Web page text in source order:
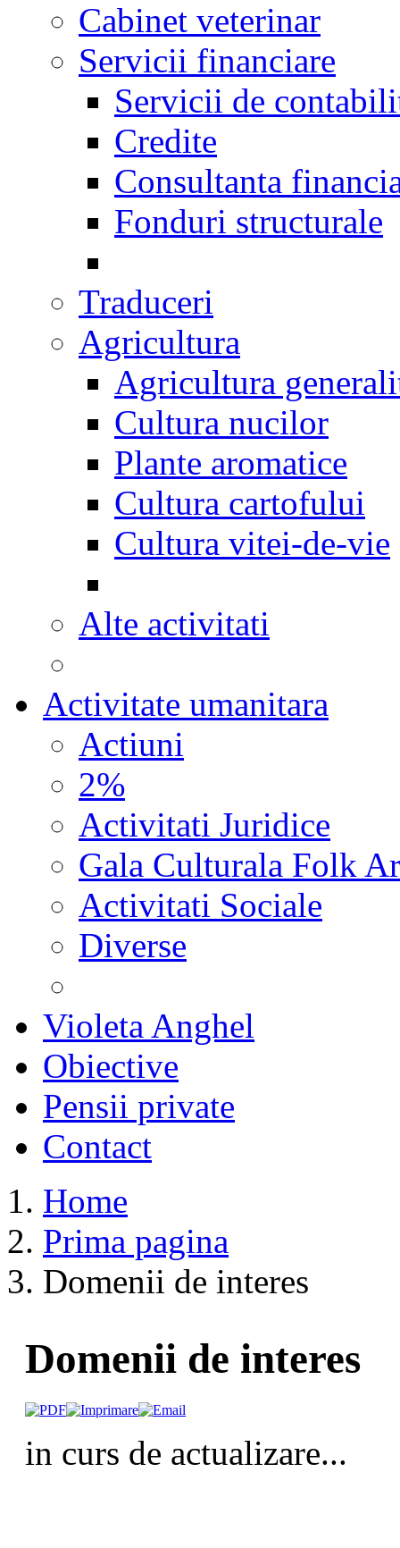
Cabinet veterinar
Servicii financiare
Servicii de
Credite
Consultanta
Fonduri structurale
Traduceri
Agricultura
Agricultura
Cultura nucilor
Plante aromatice
Cultura cartofului
Cultura vitei-de-vie
Alte activitati
Activitate umanitara
Actiuni
2%
Activitati Juridice
Gala Culturala Folk
Activitati Sociale
Diverse
Violeta Anghel
Obiective
Pensii private
Contact
Home
Prima pagina
Domenii de interes
Domenii de interes
in curs de actualizare...